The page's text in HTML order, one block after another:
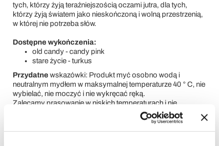
tych, którzy żyją teraźniejszością oczami jutra, dla tych,
którzy żyją światem jako nieskończoną i wolną przestrzenią,
w której nie potrzeba słów.
Dostępne wykończenia:
old candy - candy pink
stare życie - turkus
Przydatnewskazówki: Produkt myć osobno wodą i
neutralnym mydłem w maksymalnej temperaturze 40 ° C, nie
wybielać, nie moczyć i nie wykręcać ręką.
Zalecamy prasowanie w niskich temperaturach i nie
wystawianie na bezpośrednie działanie promieni
słonecznych, aby zachować integralność koloru i
naturalnego włókna.